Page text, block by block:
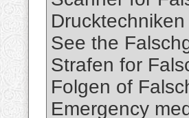
See the
Strafen for
Folgen of
Emergency